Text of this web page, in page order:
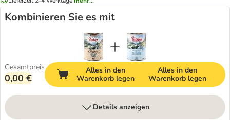
Kombinieren Sie es mit
Gesamtpreis
0,00 €
Alles in den
Warenkorb legen
Alles in den
Warenkorb legen
Details anzeigen